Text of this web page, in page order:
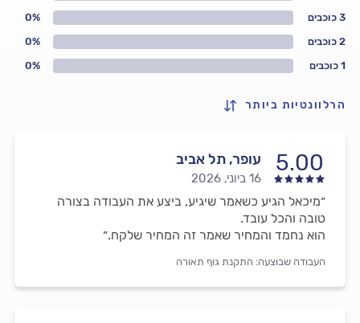
1 כוכבים 0%
2 כוכבים 0%
3 כוכבים 0%
הרלוונטיות ביותר
5.00 עופר, תל אביב
16 ביוני, 2026
״מיכאל הגיע כשאמר שיגיע, ביצע את העבודה בצורה
טובה והכל עובד.
הוא נחמד והמחיר שאמר זה המחיר שלקח.״
העבודה שבוצעה: התקנת גוף תאורה